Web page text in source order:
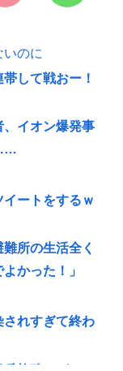
のに
して戦おー！
、イオン爆発事
イートをするｗ
所の生活全く
かった！」
されすぎて終わ